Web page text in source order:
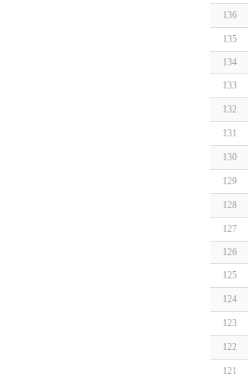
136
135
134
133
132
131
130
129
128
127
126
125
124
123
122
121